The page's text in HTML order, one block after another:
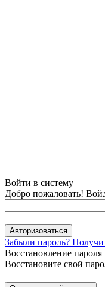
Войти в систему
Добро пожаловать!
Забыли пароль?
Восстановление пароля
Восстановите свой